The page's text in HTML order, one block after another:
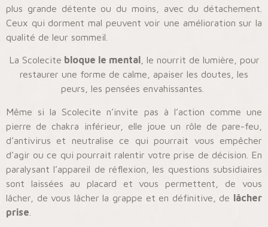
plus grande détente ou du moins, avec du détachement.
Ceux qui dorment mal peuvent voir une amélioration sur la
qualité de leur sommeil.
La Scolecite bloque le mental, le nourrit de lumière, pour
restaurer une forme de calme, apaiser les doutes, les
peurs, les pensées envahissantes.
Même si la Scolecite n’invite pas à l’action comme une
pierre de chakra inférieur, elle joue un rôle de pare-feu,
d’antivirus et neutralise ce qui pourrait vous empêcher
d’agir ou ce qui pourrait ralentir votre prise de décision. En
paralysant l’appareil de réflexion, les questions subsidiaires
sont laissées au placard et vous permettent, de vous
lâcher, de vous lâcher la grappe et en définitive, de lâcher
prise